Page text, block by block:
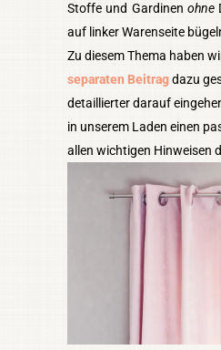
Stoffe und Gardinen ohne
auf linker Warenseite
Zu diesem Thema haben
separaten Beitragdazu
detaillierter darauf
in unserem Laden einen
allen wichtigen Hinweisen